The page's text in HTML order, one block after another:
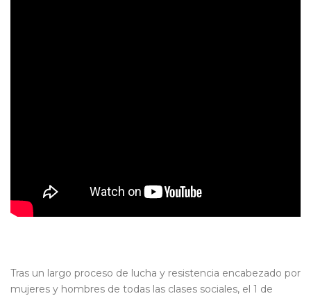
Tras un largo proceso de lucha y resistencia encabezado por
mujeres y hombres de todas las clases sociales, el 1 de